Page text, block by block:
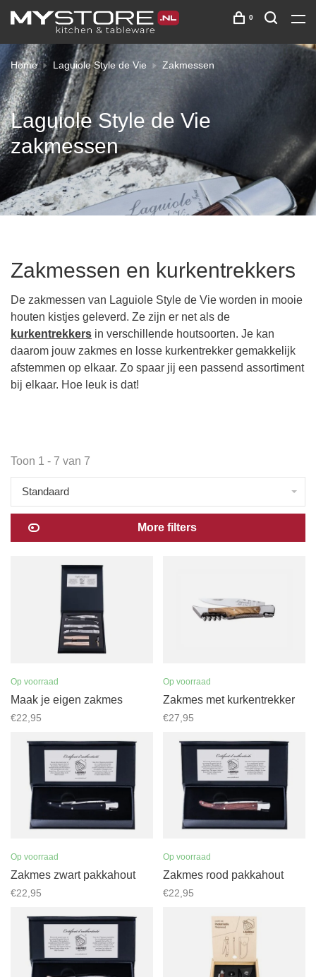
0
Home Laguiole Style de Vie Zakmessen
Laguiole Style de Vie
zakmessen
Zakmessen en kurkentrekkers
De zakmessen van Laguiole Style de Vie worden in mooie
houten kistjes geleverd. Ze zijn er net als de
kurkentrekkers in verschillende houtsoorten. Je kan
daarom jouw zakmes en losse kurkentrekker gemakkelijk
afstemmen op elkaar. Zo spaar jij een passend assortiment
bij elkaar. Hoe leuk is dat!
Toon 1 - 7 van 7
Standaard
More filters
Op voorraad
Maak je eigen zakmes
€22,95
Op voorraad
Zakmes met kurkentrekker
€27,95
Op voorraad
Zakmes zwart pakkahout
€22,95
Op voorraad
Zakmes rood pakkahout
€22,95